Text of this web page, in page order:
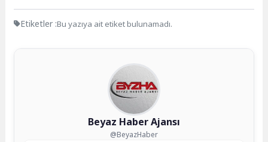
Etiketler :Bu yazıya ait etiket bulunamadı.
Beyaz Haber Ajansı
@BeyazHaber